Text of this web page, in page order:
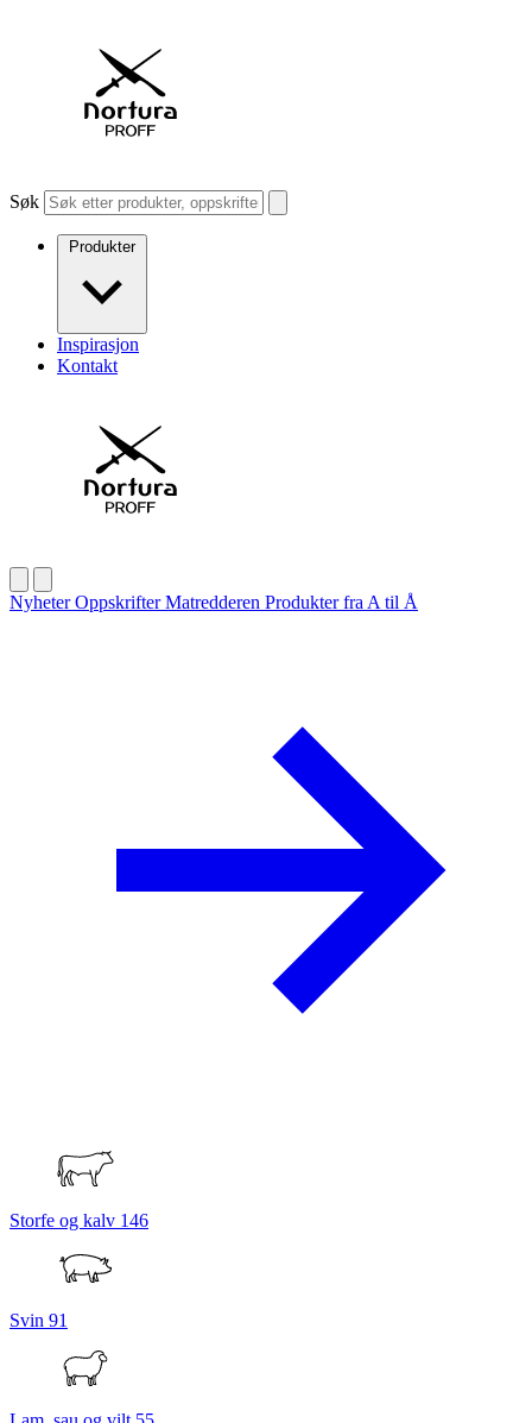
Søk
Produkter
Inspirasjon
Kontakt
NyheterOppskrifterMatredderen Produkter fra A til Å
Storfe og kalv 146
Svin 91